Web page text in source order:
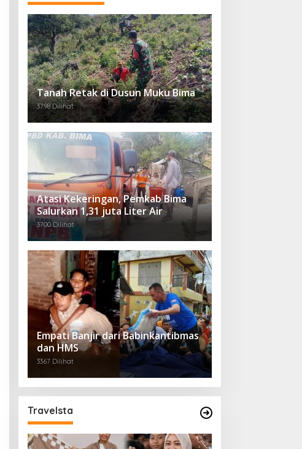
Tanah Retak di Dusun Muku Bima
3798 Dilihat
Atasi Kekeringan, Pemkab Bima
Salurkan 1,31 juta Liter Air
3700 Dilihat
Empati Banjir dari Babinkantibmas
dan HMS
3367 Dilihat
Travelsta